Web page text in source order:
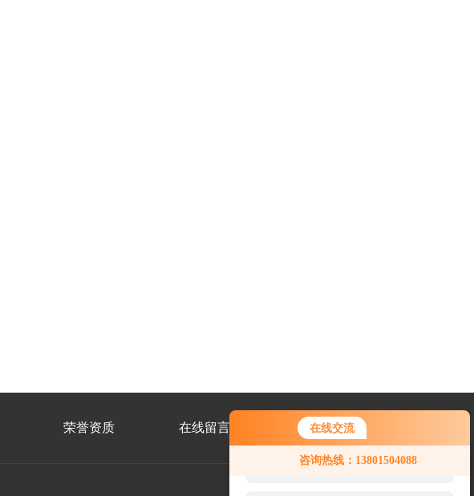
在线交流
咨询热线：13801504088
您好！欢迎前来咨询，很高兴为您
服务，请问您要咨询什么问题呢？
荣誉资质 在线留言 联系我们